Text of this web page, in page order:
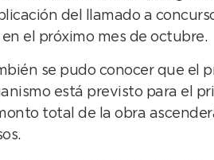
del llamado a
en el próximo mes de octubre.
se pudo conocer que el
está previsto para el
total de la obra